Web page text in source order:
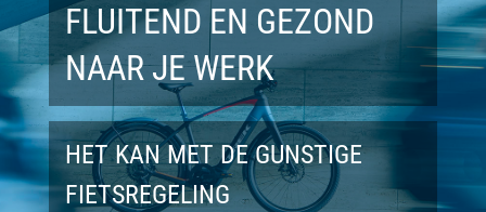
Werknemers
Werkgevers
Privé lease
FLUITEND EN GEZOND
NAAR JE WERK
HET KAN MET DE GUNSTIGE
FIETSREGELING